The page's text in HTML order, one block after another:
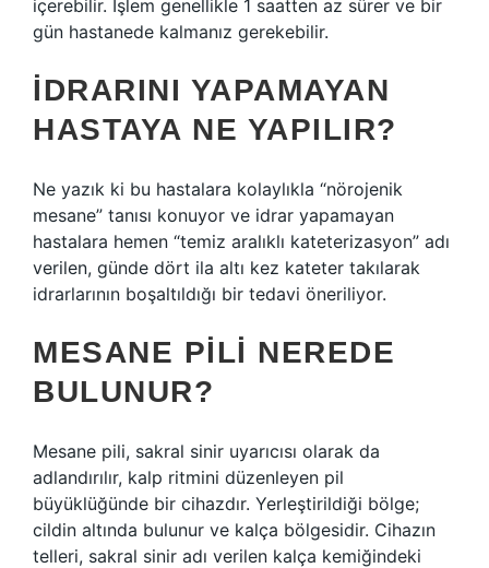
içerebilir. İşlem genellikle 1 saatten az sürer ve bir
gün hastanede kalmanız gerekebilir.
İDRARINI YAPAMAYAN
HASTAYA NE YAPILIR?
Ne yazık ki bu hastalara kolaylıkla “nörojenik
mesane” tanısı konuyor ve idrar yapamayan
hastalara hemen “temiz aralıklı kateterizasyon” adı
verilen, günde dört ila altı kez kateter takılarak
idrarlarının boşaltıldığı bir tedavi öneriliyor.
MESANE PILI NEREDE
BULUNUR?
Mesane pili, sakral sinir uyarıcısı olarak da
adlandırılır, kalp ritmini düzenleyen pil
büyüklüğünde bir cihazdır. Yerleştirildiği bölge;
cildin altında bulunur ve kalça bölgesidir. Cihazın
telleri, sakral sinir adı verilen kalça kemiğindeki